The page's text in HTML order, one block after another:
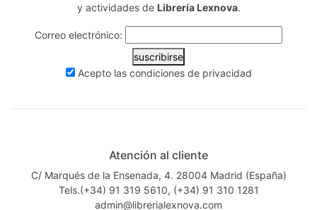
y actividades de Librería Lexnova.
Correo electrónico:
suscribirse
Acepto las condiciones de privacidad
Atención al cliente
C/ Marqués de la Ensenada, 4. 28004 Madrid (España)
Tels.(+34) 91 319 5610, (+34) 91 310 1281
admin@librerialexnova.com